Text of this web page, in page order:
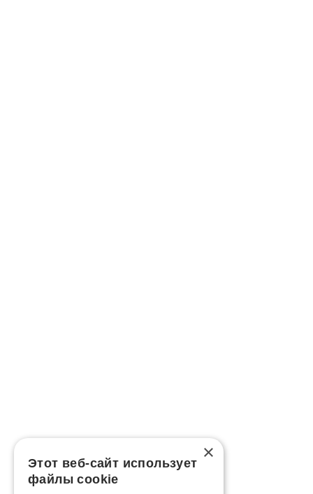
×
Этот веб-сайт использует
файлы cookie